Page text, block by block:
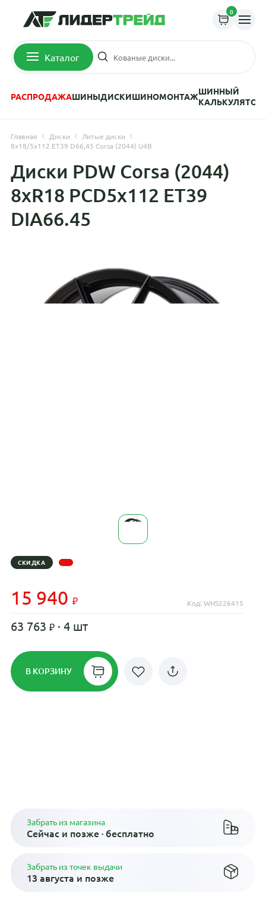
0
Каталог
РАСПРОДАЖАШИНЫДИСКИШИНОМОНТАЖШИННЫЙ
КАЛЬКУЛЯТОР
Главная Диски
Литые диски
8x18/5x112 ET39 D66,45 Corsa (2044) U4B
Диски PDW Corsa (2044)
8xR18 PCD5x112 ET39
DIA66.45
СКИДКА
15 940 Код: WHS226415
63 763 · 4 шт
В КОРЗИНУ
Забрать из магазина
Сейчас и позже · бесплатно
Забрать из точек выдачи
13 августа и позже